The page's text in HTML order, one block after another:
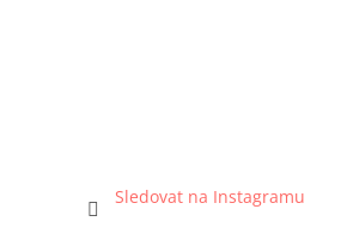
Sledovat na Instagramu